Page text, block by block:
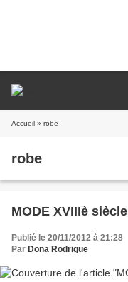
Accueil » robe
robe
MODE XVIIIè siècle
Publié le 20/11/2012 à 21:28
Par Dona Rodrigue